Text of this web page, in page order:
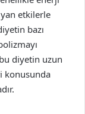
etkilerle
bazı
diyetin uzun
konusunda